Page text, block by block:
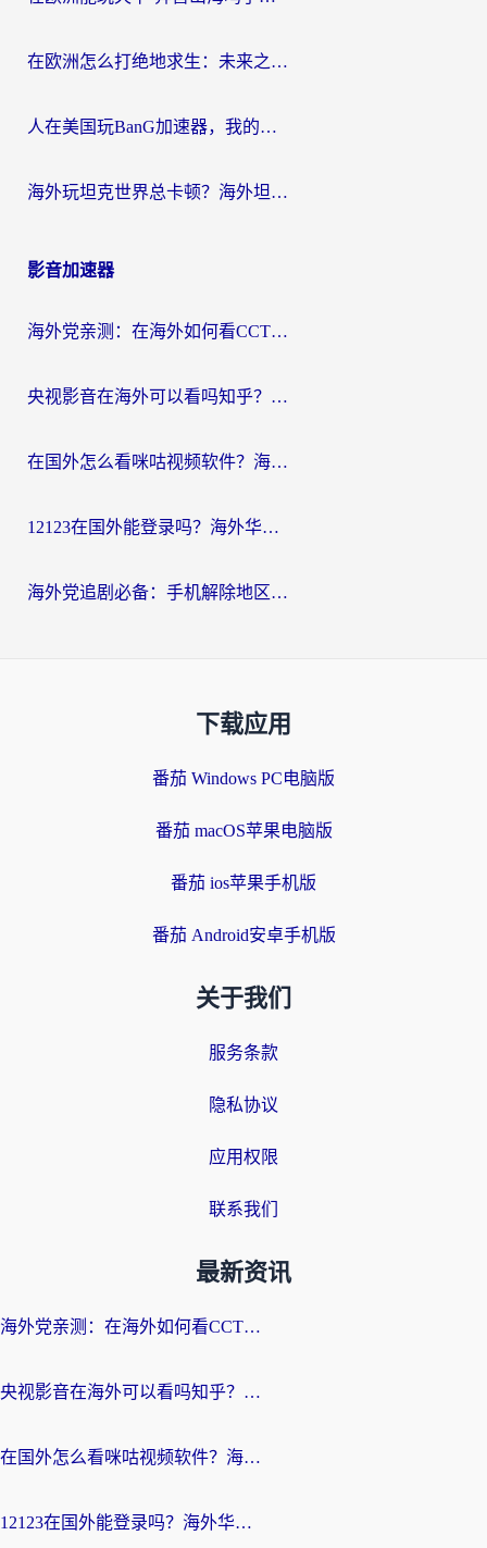
在欧洲怎么打绝地求生：未来之役不卡？留学生亲测的加速器避坑指南
人在美国玩BanG加速器，我的延迟终于绿了
海外玩坦克世界总卡顿？海外坦克世界加速器有哪些？实测好用的选择在这里
影音加速器
海外党亲测：在海外如何看CCTV？告别“仅限大陆播放”的实用指南
央视影音在海外可以看吗知乎？留学生亲测：3步解决地域限制+追剧自由
在国外怎么看咪咕视频软件？海外党亲测有效的回国加速方案
12123在国外能登录吗？海外华人必看的回国加速实用指南
海外党追剧必备：手机解除地区限制app怎么选？解决央视视频&国内剧地区限制全指南
下载应用
番茄 Windows PC电脑版
番茄 macOS苹果电脑版
番茄 ios苹果手机版
番茄 Android安卓手机版
关于我们
服务条款
隐私协议
应用权限
联系我们
最新资讯
海外党亲测：在海外如何看CCTV？告别“仅限大陆播放”的实用指南
央视影音在海外可以看吗知乎？留学生亲测：3步解决地域限制+追剧自由
在国外怎么看咪咕视频软件？海外党亲测有效的回国加速方案
12123在国外能登录吗？海外华人必看的回国加速实用指南